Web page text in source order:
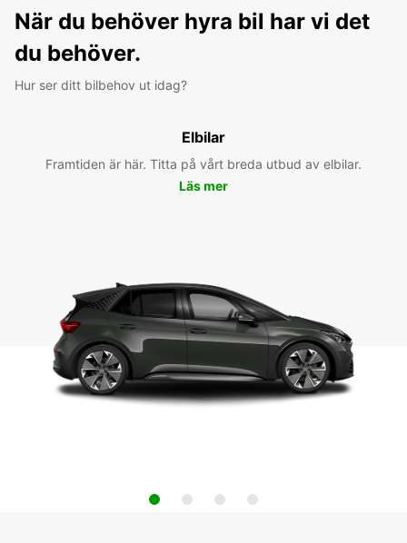
När du behöver hyra bil har vi det
du behöver.
Hur ser ditt bilbehov ut idag?
Elbilar
Framtiden är här. Titta på vårt breda utbud av elbilar.
Läs mer